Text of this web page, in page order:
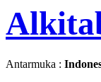
Antarmuka :